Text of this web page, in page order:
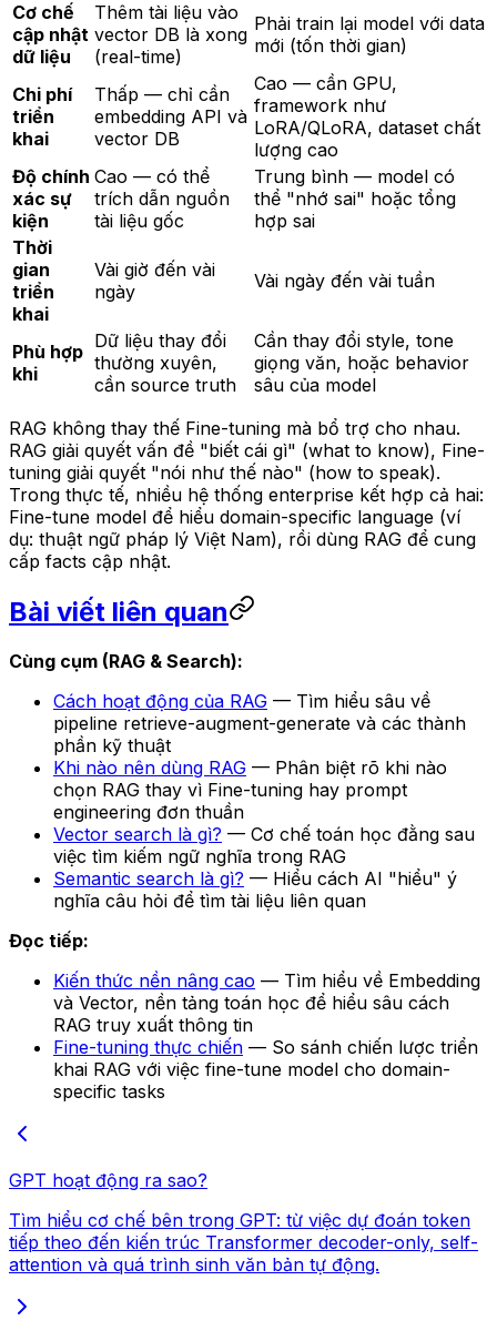
Cơ chế
cập nhật
dữ liệu
Thêm tài liệu vào
vector DB là xong
(real-time)
Phải train lại model với data
mới (tốn thời gian)
Chi phí
triển
khai
Thấp — chỉ cần
embedding API và
vector DB
Cao — cần GPU,
framework như
LoRA/QLoRA, dataset chất
lượng cao
Độ chính
xác sự
kiện
Cao — có thể
trích dẫn nguồn
tài liệu gốc
Trung bình — model có
thể "nhớ sai" hoặc tổng
hợp sai
Thời
gian
triển
khai
Vài giờ đến vài
ngày
Vài ngày đến vài tuần
Phù hợp
khi
Dữ liệu thay đổi
thường xuyên,
cần source truth
Cần thay đổi style, tone
giọng văn, hoặc behavior
sâu của model
RAG không thay thế Fine-tuning mà bổ trợ cho nhau.
RAG giải quyết vấn đề "biết cái gì" (what to know), Fine-
tuning giải quyết "nói như thế nào" (how to speak).
Trong thực tế, nhiều hệ thống enterprise kết hợp cả hai:
Fine-tune model để hiểu domain-specific language (ví
dụ: thuật ngữ pháp lý Việt Nam), rồi dùng RAG để cung
cấp facts cập nhật.
Bài viết liên quan
Cùng cụm (RAG & Search):
Cách hoạt động của RAG — Tìm hiểu sâu về
pipeline retrieve-augment-generate và các thành
phần kỹ thuật
Khi nào nên dùng RAG — Phân biệt rõ khi nào
chọn RAG thay vì Fine-tuning hay prompt
engineering đơn thuần
Vector search là gì? — Cơ chế toán học đằng sau
việc tìm kiếm ngữ nghĩa trong RAG
Semantic search là gì? — Hiểu cách AI "hiểu" ý
nghĩa câu hỏi để tìm tài liệu liên quan
Đọc tiếp:
Kiến thức nền nâng cao — Tìm hiểu về Embedding
và Vector, nền tảng toán học để hiểu sâu cách
RAG truy xuất thông tin
Fine-tuning thực chiến — So sánh chiến lược triển
khai RAG với việc fine-tune model cho domain-
specific tasks
GPT hoạt động ra sao?
Tìm hiểu cơ chế bên trong GPT: từ việc dự đoán token
tiếp theo đến kiến trúc Transformer decoder-only, self-
attention và quá trình sinh văn bản tự động.